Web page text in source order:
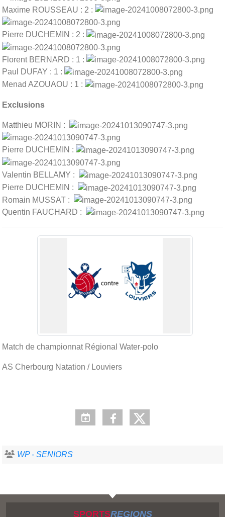
Maxime ROUSSEAU : 2 :
Pierre DUCHEMIN : 2 :
Florent BERNARD : 1 :
Paul DUFAY : 1 :
Menad AZOUAOU : 1 :
Exclusions
Matthieu MORIN :
Pierre DUCHEMIN :
Valentin BELLAMY :
Pierre DUCHEMIN :
Romain MUSSAT :
Quentin FAUCHARD :
Match de championnat Régional Water-polo
AS Cherbourg Natation / Louviers
WP - SENIORS
SPORTSREGIONS